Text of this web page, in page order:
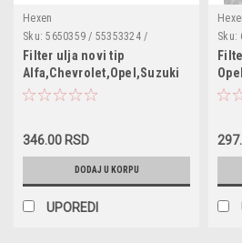
Hexen
Sku: 5650359 / 55353324 /
55594651 / 93185674 / 71744410 /
16510-84E00 / 651084E00 /
OC3097 / 3056500359 /
F026407006 / COF100559E /
OC3097
Filter ulja novi tip
Alfa,Chevrolet,Opel,Suzuki
346.00 RSD
DODAJ U KORPU
UPOREDI
Sku: